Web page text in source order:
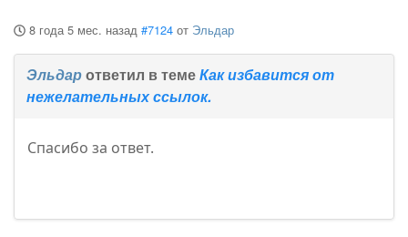
8 года 5 мес. назад #7124 от Эльдар
Эльдарответил в темеКак избавится от
нежелательных ссылок.
Спасибо за ответ.